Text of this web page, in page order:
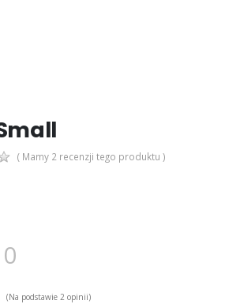
( Mamy 2 recenzji tego produktu )
(Na podstawie 2 opinii)